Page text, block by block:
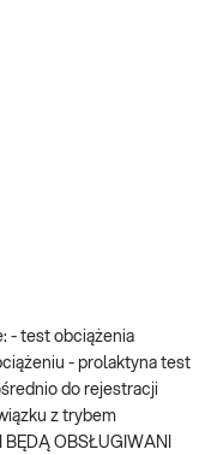
- test obciążenia
- prolaktyna test
do rejestracji
z trybem
OBSŁUGIWANI